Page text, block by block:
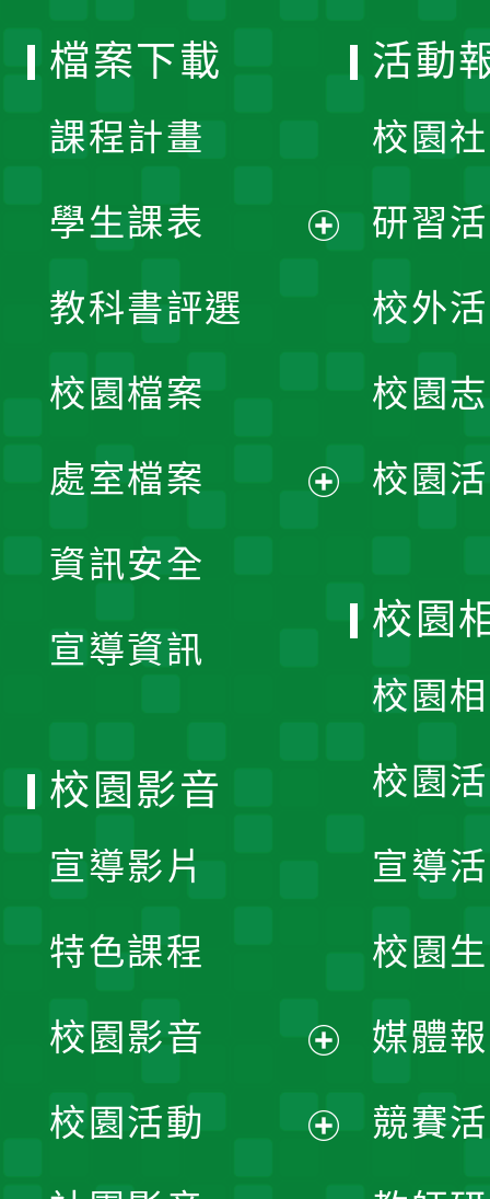
檔案下載
課程計畫
學生課表
單
教科書評選
校園檔案
處室檔案
資訊安全
宣導資訊
活動
校園
研習
校外
校園
校園
校園
校園
校園
宣導
校園
媒體
競賽
校園影音
宣導影片
特色課程
校園影音
開
校園活動